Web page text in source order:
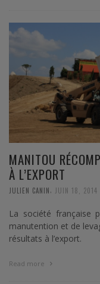
MANITOU
À L’EXPORT
JULIEN CANIN JUIN 18, 2014
La société française
manutention et de
résultats à l’export.
Read more